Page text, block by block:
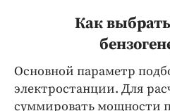
Как
Основной параметр
электростанции. Для
суммировать мощности